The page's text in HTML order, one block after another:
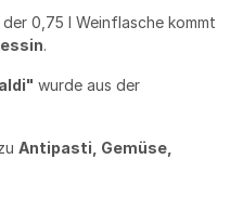
der 0,75 l Weinflasche kommt
.
wurde aus der
Antipasti, Gemüse,